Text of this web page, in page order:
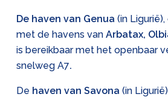
De haven van Genua (in
met de havens van Arbatax,
is bereikbaar met het openbaar
snelweg A7.
De haven van Savona (in